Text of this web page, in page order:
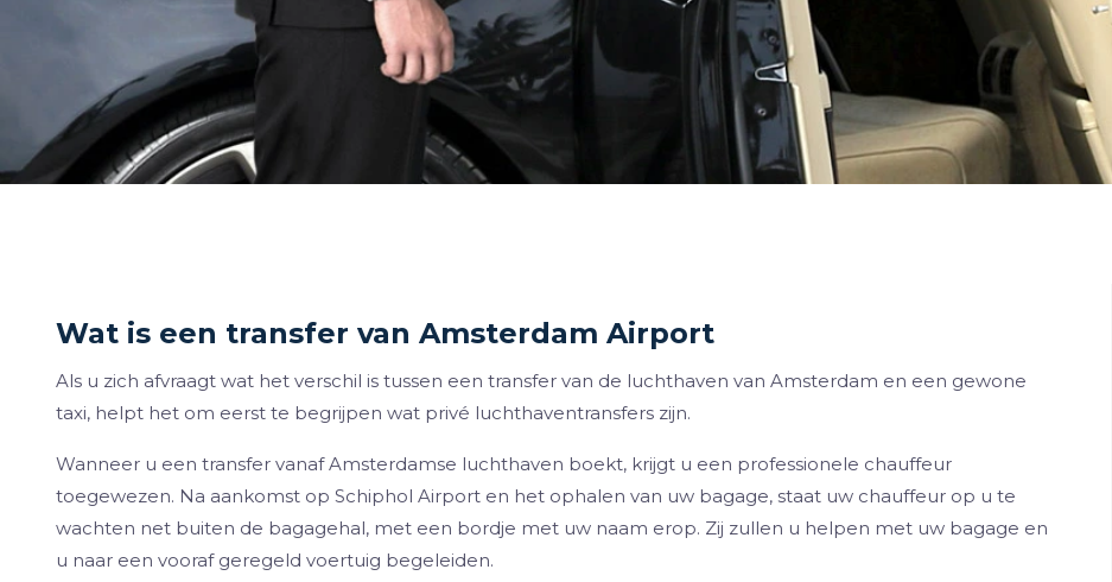
Wat is een transfer van Amsterdam Airport
Als u zich afvraagt wat het verschil is tussen een transfer van de luchthaven van Amsterdam en een gewone
taxi, helpt het om eerst te begrijpen wat privé luchthaventransfers zijn.
Wanneer u een transfer vanaf Amsterdamse luchthaven boekt, krijgt u een professionele chauffeur
toegewezen. Na aankomst op Schiphol Airport en het ophalen van uw bagage, staat uw chauffeur op u te
wachten net buiten de bagagehal, met een bordje met uw naam erop. Zij zullen u helpen met uw bagage en
u naar een vooraf geregeld voertuig begeleiden.